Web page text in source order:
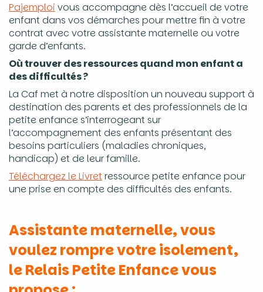
Pajemploi vous accompagne dès l’accueil de votre
enfant dans vos démarches pour mettre fin à votre
contrat avec votre assistante maternelle ou votre
garde d’enfants.
Où trouver des ressources quand mon enfant a
des difficultés ?
La Caf met à notre disposition un nouveau support à
destination des parents et des professionnels de la
petite enfance s’interrogeant sur
l’accompagnement des enfants présentant des
besoins particuliers (maladies chroniques,
handicap) et de leur famille.
Téléchargez le Livret ressource petite enfance pour
une prise en compte des difficultés des enfants.
Assistante maternelle, vous
voulez rompre votre isolement,
le Relais Petite Enfance vous